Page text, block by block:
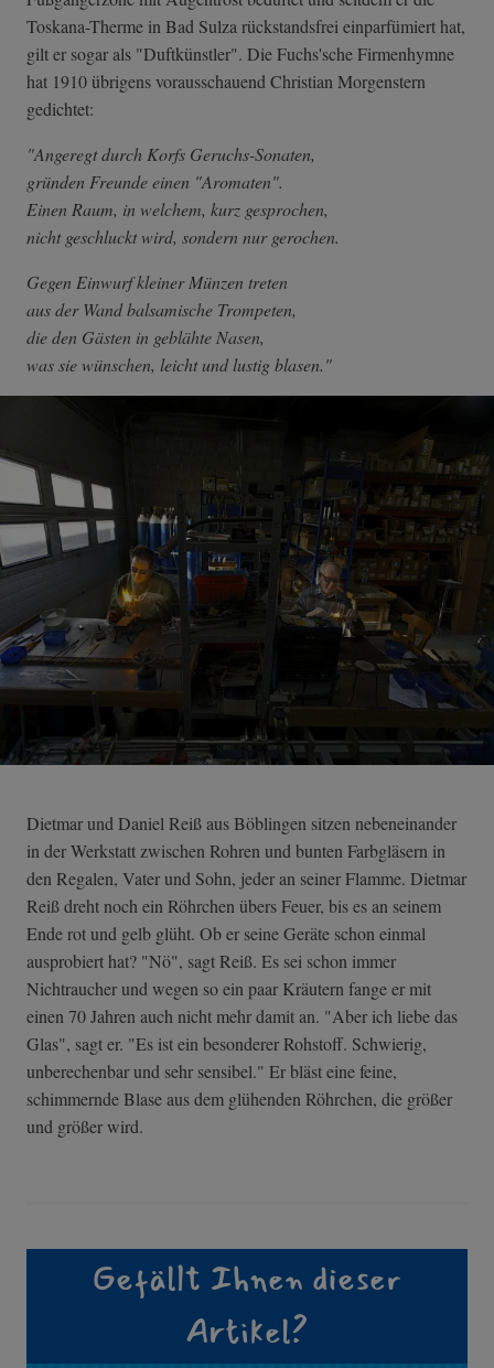
Toskana-Therme in Bad Sulza rückstandsfrei einparfümiert hat,
gilt er sogar als "Duftkünstler". Die Fuchs'sche Firmenhymne
hat 1910 übrigens vorausschauend Christian Morgenstern
gedichtet:
"Angeregt durch Korfs Geruchs-Sonaten,
gründen Freunde einen "Aromaten".
Einen Raum, in welchem, kurz gesprochen,
nicht geschluckt wird, sondern nur gerochen.
Gegen Einwurf kleiner Münzen treten
aus der Wand balsamische Trompeten,
die den Gästen in geblähte Nasen,
was sie wünschen, leicht und lustig blasen."
Dietmar und Daniel Reiß aus Böblingen sitzen nebeneinander
in der Werkstatt zwischen Rohren und bunten Farbgläsern in
den Regalen, Vater und Sohn, jeder an seiner Flamme. Dietmar
Reiß dreht noch ein Röhrchen übers Feuer, bis es an seinem
Ende rot und gelb glüht. Ob er seine Geräte schon einmal
ausprobiert hat? "Nö", sagt Reiß. Es sei schon immer
Nichtraucher und wegen so ein paar Kräutern fange er mit
einen 70 Jahren auch nicht mehr damit an. "Aber ich liebe das
Glas", sagt er. "Es ist ein besonderer Rohstoff. Schwierig,
unberechenbar und sehr sensibel." Er bläst eine feine,
schimmernde Blase aus dem glühenden Röhrchen, die größer
und größer wird.
Gefällt Ihnen dieser
Artikel?